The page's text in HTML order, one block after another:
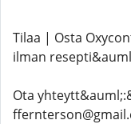
Tilaa | Osta
ilman
Ota